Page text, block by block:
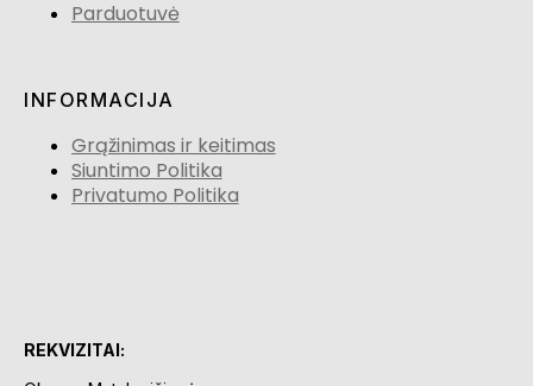
Parduotuvė
INFORMACIJA
Grąžinimas ir keitimas
Siuntimo Politika
Privatumo Politika
REKVIZITAI: